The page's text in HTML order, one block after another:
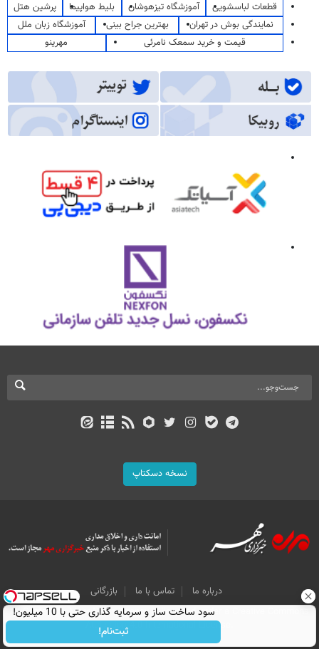
قطعات لباسشویی
آموزشگاه تیزهوشان بلیط هواپیما
پرشین هتل
نمایندگی بوش در تهران
بهترین جراح بینی
آموزشگاه زبان ملل
قیمت و خرید سمعک نامرئی
مهرینو
نسخه دسکتاپ
درباره ما تماس با ما
بازرگانی
All Content by Mehr News Agency is licensed under a Creative Commons
Attribution 4.0 International License.
سود ساخت ساز و سرمایه گذاری حتی با 10 میلیون!
ثبت‌نام!